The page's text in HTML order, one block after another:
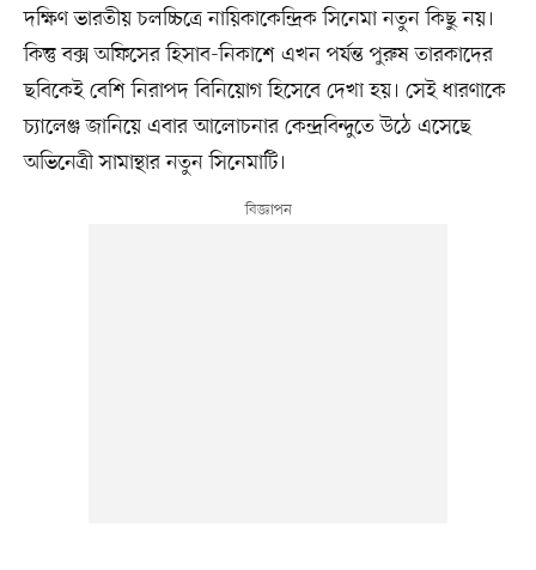
দক্ষিণ ভারতীয় চলচ্চিত্রে নায়িকাকেন্দ্রিক সিনেমা নতুন কিছু নয়।
কিন্তু বক্স অফিসের হিসাব-নিকাশে এখন পর্যন্ত পুরুষ তারকাদের
ছবিকেই বেশি নিরাপদ বিনিয়োগ হিসেবে দেখা হয়। সেই ধারণাকে
চ্যালেঞ্জ জানিয়ে এবার আলোচনার কেন্দ্রবিন্দুতে উঠে এসেছে
অভিনেত্রী সামান্থার নতুন সিনেমাটি।